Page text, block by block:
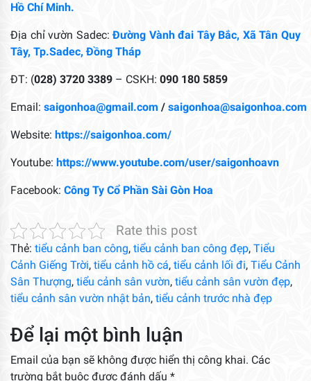
Hồ Chí Minh.
Địa chỉ vườn Sadec:Đường Vành đai Tây Bắc, Xã Tân Quy
Tây, Tp.Sadec, Đồng Tháp
ĐT: (028) 3720 3389 – CSKH: 090 180 5859
Email: saigonhoa@gmail.com / saigonhoa@saigonhoa.com
Website: https://saigonhoa.com/
Youtube: https://www.youtube.com/user/saigonhoavn
Facebook: Công Ty Cổ Phần Sài Gòn Hoa
Rate this post
Thẻ: tiểu cảnh ban công, tiểu cảnh ban công đẹp, Tiểu
Cảnh Giếng Trời, tiểu cảnh hồ cá, tiểu cảnh lối đi, Tiểu Cảnh
Sân Thượng, tiểu cảnh sân vườn, tiểu cảnh sân vườn đẹp,
tiểu cảnh sân vườn nhật bản, tiểu cảnh trước nhà đẹp
Để lại một bình luận
Email của bạn sẽ không được hiển thị công khai. Các
trường bắt buộc được đánh dấu *